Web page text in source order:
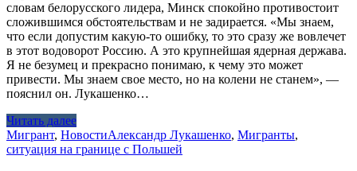
словам белорусского лидера, Минск спокойно противостоит
сложившимся обстоятельствам и не задирается. «Мы знаем,
что если допустим какую-то ошибку, то это сразу же вовлечет
в этот водоворот Россию. А это крупнейшая ядерная держава.
Я не безумец и прекрасно понимаю, к чему это может
привести. Мы знаем свое место, но на колени не станем», —
пояснил он. Лукашенко…
Читать далее
Мигрант, НовостиАлександр Лукашенко, Мигранты,
ситуация на границе с Польшей